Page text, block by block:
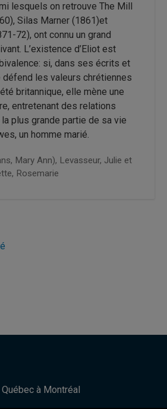
lesquels on retrouve The Mill
Silas Marner (1861)et
72), ont connu un grand
L’existence d’Eliot est
si, dans ses écrits et
défend les valeurs chrétiennes
britannique, elle mène une
entretenant des relations
plus grande partie de sa vie
un homme marié.
Mary Ann), Levasseur, Julie et
Rosemarie
à Montréal